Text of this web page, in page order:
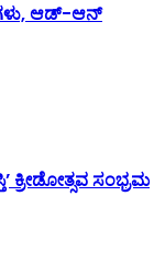
ಆಡ್-ಆನ್
ಸಂಭ್ರಮ